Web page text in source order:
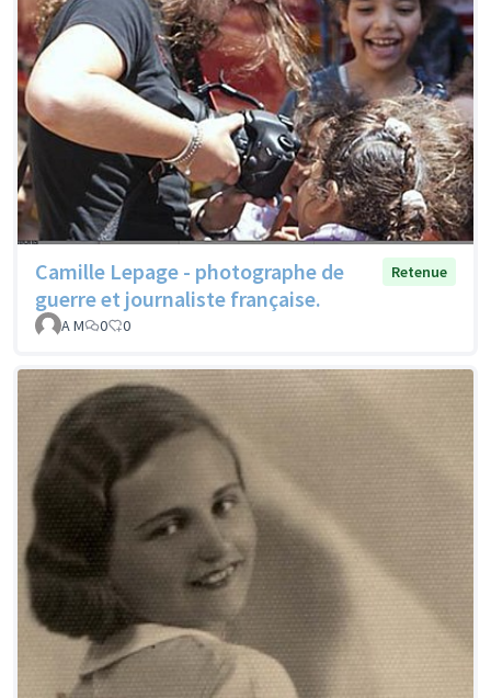
Camille Lepage - photographe de
guerre et journaliste française.
Retenue
A M 0 0